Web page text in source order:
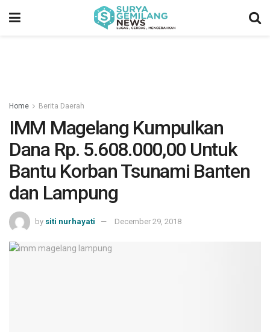
Home Berita Daerah
IMM Magelang Kumpulkan
Dana Rp. 5.608.000,00 Untuk
Bantu Korban Tsunami Banten
dan Lampung
by siti nurhayati December 29, 2018